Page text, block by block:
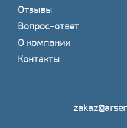
Отзывы
Вопрос-ответ
О компании
Контакты